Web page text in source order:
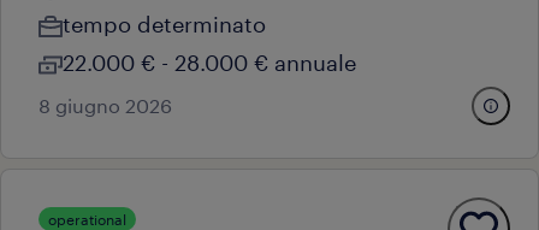
tempo determinato
22.000 € - 28.000 € annuale
8 giugno 2026
operational